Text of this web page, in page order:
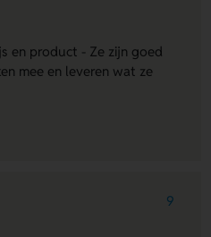
en product - Ze zijn goed
mee en leveren wat ze
9